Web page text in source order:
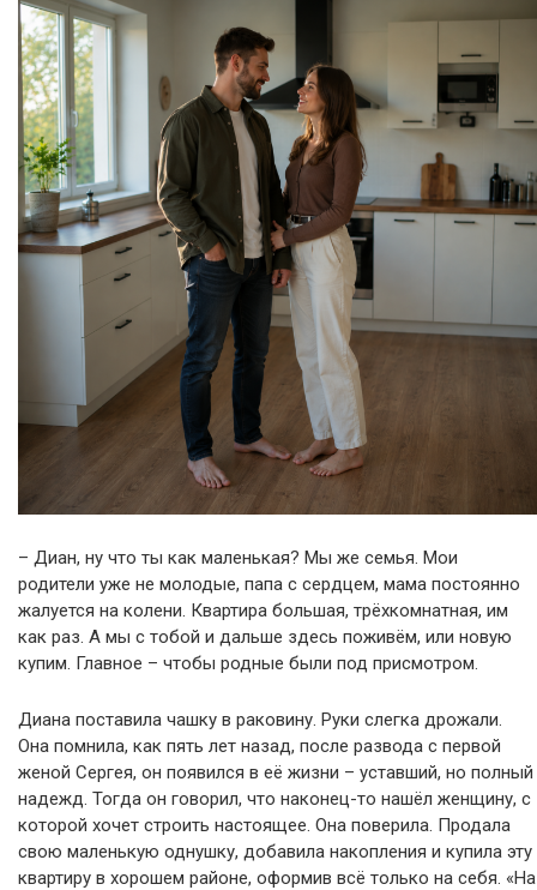
– Диан, ну что ты как маленькая? Мы же семья. Мои
родители уже не молодые, папа с сердцем, мама постоянно
жалуется на колени. Квартира большая, трёхкомнатная, им
как раз. А мы с тобой и дальше здесь поживём, или новую
купим. Главное – чтобы родные были под присмотром.
Диана поставила чашку в раковину. Руки слегка дрожали.
Она помнила, как пять лет назад, после развода с первой
женой Сергея, он появился в её жизни – уставший, но полный
надежд. Тогда он говорил, что наконец-то нашёл женщину, с
которой хочет строить настоящее. Она поверила. Продала
свою маленькую однушку, добавила накопления и купила эту
квартиру в хорошем районе, оформив всё только на себя. «На